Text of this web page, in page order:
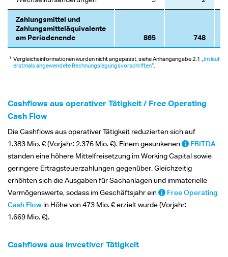
1 Vergleichsinformationen wurden nicht angepasst, siehe Anhangangabe 2.1 „Im
erstmals angewendete Rechnungslegungsvorschriften“.
Zahlungsmittel und
Zahlungsmitteläquivalente
am Periodenende
865 748
Cashflows aus operativer Tätigkeit / Free Operating
Cash Flow
Die Cashflows aus operativer Tätigkeit reduzierten sich auf
1.383 Mio. €(Vorjahr: 2.376 Mio. €). Einem gesunkenen
EBITDA
standen eine höhere Mittelfreisetzung im Working Capital sowie
geringere Ertragsteuerzahlungen gegenüber. Gleichzeitig
erhöhten sich die Ausgaben für Sachanlagen und immaterielle
Vermögenswerte, sodass im Geschäftsjahr ein
Free Operating
Cash Flow in Höhe von473 Mio. €erzielt wurde (Vorjahr:
1.669 Mio. €).
Cashflows aus investiver Tätigkeit